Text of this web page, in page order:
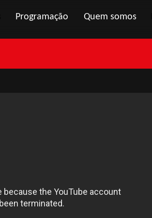
Programação Quem somos